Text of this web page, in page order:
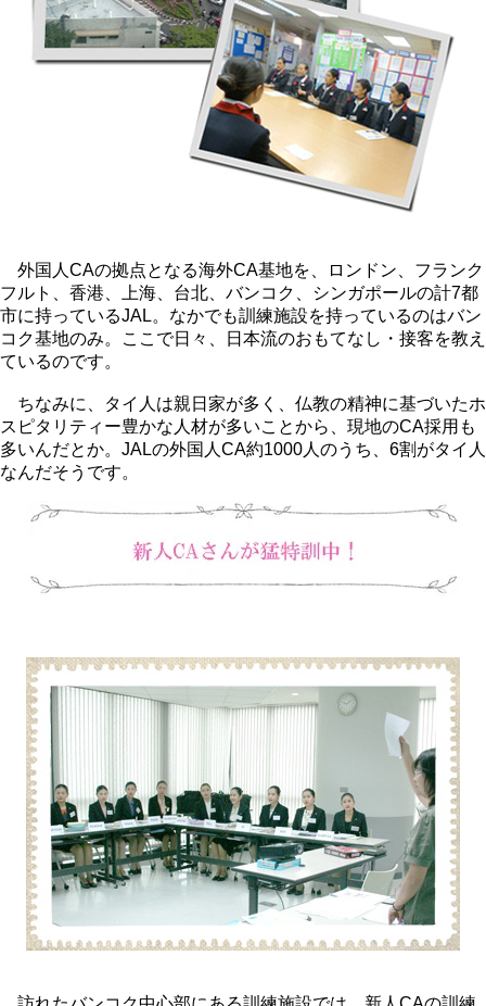
外国人CAの拠点となる海外CA基地を、ロンドン、フランク
フルト、香港、上海、台北、バンコク、シンガポールの計7都
市に持っているJAL。なかでも訓練施設を持っているのはバン
コク基地のみ。ここで日々、日本流のおもてなし・接客を教え
ているのです。
ちなみに、タイ人は親日家が多く、仏教の精神に基づいたホ
スピタリティー豊かな人材が多いことから、現地のCA採用も
多いんだとか。JALの外国人CA約1000人のうち、6割がタイ人
なんだそうです。